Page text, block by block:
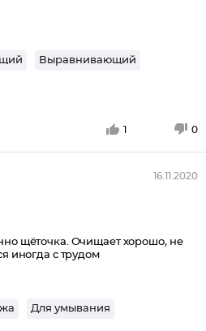
Выравнивающий
1 0
16.11.2020
щёточка. Очищает хорошо, не
иногда с трудом
Для умывания